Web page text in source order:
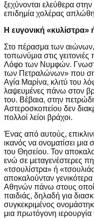
ξεχύνονται ελεύθερα
επιδημία χολέρας
Η ευγονική «κυλίστρα»
Στο πέρασμα των αιώνων,
τοπωνύμια στις
Λόφο των Νυμφών.
των Πετραλώνων» που
Αγία Μαρίνα, κλιτύ του
λαψευμένες πάνω στον
του. Βέβαια, στην
Αστεροσκοπείου δεν
πολλοί λείοι βράχοι.
Ένας από αυτούς,
ικανός να ονοματίσει μια
του Θησείου. Τον
ενώ σε μεταγενέστερες
«τσουλίστρα» ή
αποκαλούνταν
Αθηνών πάνω στους
παιδιάς, δηλαδή για
συγκεκριμένος
μια πρωτόγονη ιερουργία